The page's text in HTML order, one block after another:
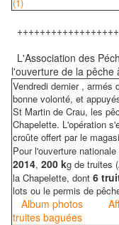
L'Association des
l'ouverture de la pêche
Vendredi dernier , armés
bonne volonté, et
St Martin de Crau, les
Chapelette. L'opération
croûte offert par le
Pour l'ouverture
2014, 200 kg de truites
la Chapelette, dont 6
lots ou le permis de
Album photos
truites baguées